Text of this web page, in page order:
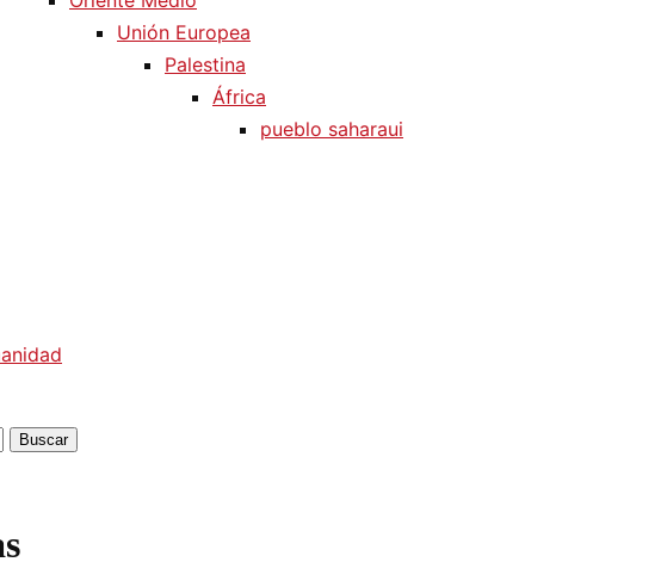
Unión Europea
Palestina
África
pueblo saharaui